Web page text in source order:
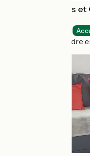
Village vacances
Autrans-Méaudre